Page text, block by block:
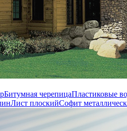
Битумная черепицаПластиковые
Лист плоскийСофит